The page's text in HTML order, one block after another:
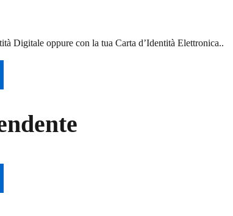
Digitale oppure con la tua Carta d’Identità Elettronica..